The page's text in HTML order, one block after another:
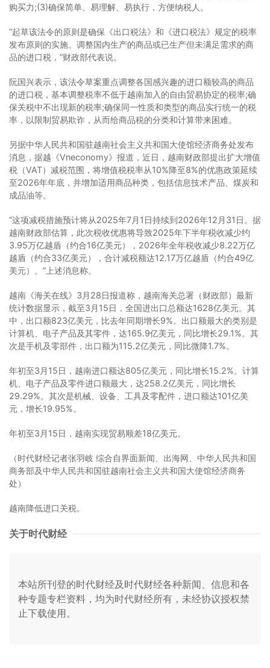
购买力;(3)确保简单、易理解、易执行，方便纳税人。
“起草该法令的原则是确保《出口税法》和《进口税法》规定的税率
发布原则的实施。调整国内生产的商品或已生产但未满足需求的商
品的进口税，”财政部代表说。
阮国兴表示，该法令草案重点调整各国感兴趣的进口额较高的商品
的进口税，基本调整税率不低于越南加入的自由贸易协定的税率;确
保关税中不出现新的税率;确保同一性质和类型的商品实行统一的税
率，以限制贸易欺诈，从而给商品税的分类和计算带来困难。
另据中华人民共和国驻越南社会主义共和国大使馆经济商务处发布
消息，据越《Vneconomy》报道，近日，越南财政部提出扩大增值
税（VAT）减税范围，将增值税税率从10%降至8%的优惠政策延续
至2026年年底，并增加适用商品种类，包括信息技术产品、煤炭和
成品油等。
“这项减税措施预计将从2025年7月1日持续到2026年12月31日。据
越南财政部估算，此次税收优惠将导致2025年下半年税收减少约
3.95万亿越盾（约合16亿美元），2026年全年税收减少8.22万亿
越盾（约合33亿美元），合计减税额达12.17万亿越盾（约合49亿
美元）。”上述消息称。
越南《海关在线》3月28日报道称，越南海关总署（财政部）最新
统计数据显示，截至3月15日，全国进出口总额达1628亿美元。其
中，出口额823亿美元，比去年同期增长9%。出口额最大的类别是
计算机、电子产品及其零件，达165.9亿美元，同比增长29.1%。其
次是手机及零部件，出口额为115.2亿美元，同比微降1.7%。
年初至3月15日，越南进口额达805亿美元，同比增长15.2%。计算
机、电子产品及零件进口额最大，达258.2亿美元，同比增长
29.29%。其次是机械、设备、工具及零配件，进口额达101亿美
元，增长19.95%。
年初至3月15日，越南实现贸易顺差18亿美元。
（时代财经记者张羽岐 综合自界面新闻、出海网、中华人民共和国
商务部及中华人民共和国驻越南社会主义共和国大使馆经济商务
处）
越南降低进口关税。
关于时代财经
本站所刊登的时代财经及时代财经各种新闻、信息和各
种专题专栏资料，均为时代财经所有，未经协议授权禁
止下载使用。